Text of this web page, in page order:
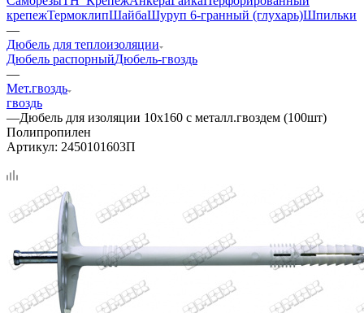
крепежТермоклипШайбаШуруп 6-гранный (глухарь)Шпильки
—
Дюбель для теплоизоляции
Дюбель распорныйДюбель-гвоздь
—
Мет.гвоздь
гвоздь
—Дюбель для изоляции 10х160 с металл.гвоздем (100шт)
Полипропилен
Артикул: 2450101603П